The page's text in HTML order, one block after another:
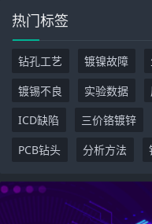
热门标签
钻孔工艺 镀镍故障
镀锡不良
实验数据
ICD缺陷
三价铬镀锌
PCB钻头
分析方法